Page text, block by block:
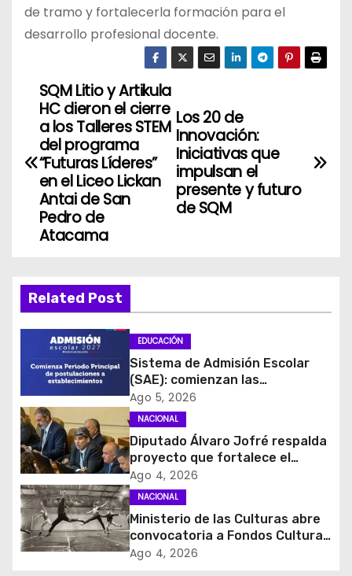
de tramo y fortalecerla formación para el
desarrollo profesional docente.
N
v
c
i
ó
n
d
e
e
n
t
Los 20 de
Innovación:
Iniciativas que
impulsan el
presente y futuro
de SQM
SQM Litio y Artikula
HC dieron el cierre
a los Talleres STEM
del programa
“Futuras Líderes”
en el Liceo Lickan
Antai de San
Pedro de
Atacama
Related Post
EDUCACIÓN
Sistema de Admisión Escolar
(SAE): comienzan las
postulaciones a
establecimientos para 2027
Ago 5, 2026
NACIONAL
Diputado Álvaro Jofré respalda
proyecto que fortalece el
control de identidad durante
estados de excepción
Ago 4, 2026
NACIONAL
Ministerio de las Culturas abre
convocatoria a Fondos Cultura
2027 con foco en
Ago 4, 2026